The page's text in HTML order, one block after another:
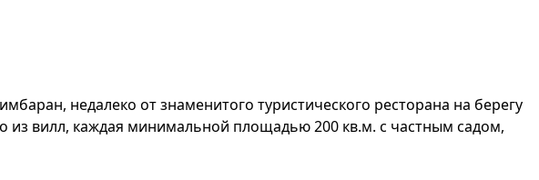
недалеко от знаменитого туристического ресторана на берегу
из вилл, каждая минимальной площадью 200 кв.м. с частным садом,